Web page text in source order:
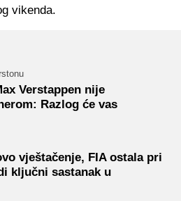
vikenda.
Verstappen nije
Razlog će vas
vještačenje, FIA ostala pri
ključni sastanak u